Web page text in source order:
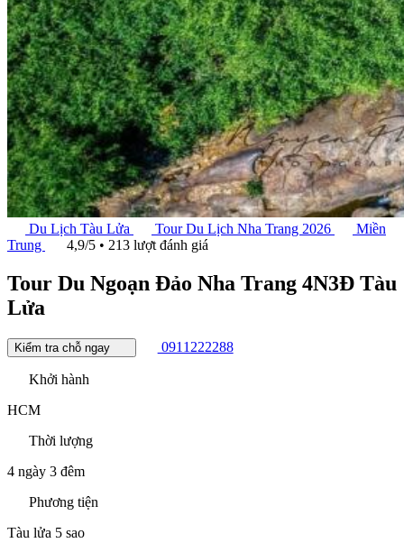
Du Lịch Tàu Lửa Tour Du Lịch Nha Trang 2026
Miền
Trung
4,9/5 • 213 lượt đánh giá
Tour Du Ngoạn Đảo Nha Trang 4N3Đ Tàu
Lửa
Kiểm tra chỗ ngay 0911222288
Khởi hành
HCM
Thời lượng
4 ngày 3 đêm
Phương tiện
Tàu lửa 5 sao